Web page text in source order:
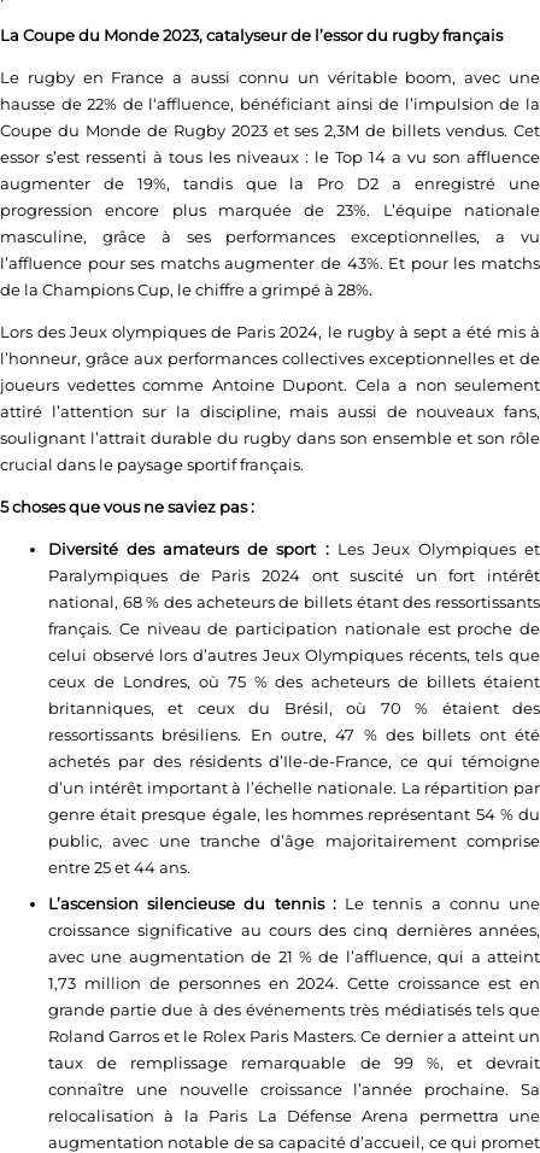
La Coupe du Monde 2023, catalyseur de l’essor du rugby français
Le rugby en France a aussi connu un véritable boom, avec une
hausse de 22% de l‘affluence, bénéficiant ainsi de l’impulsion de la
Coupe du Monde de Rugby 2023 et ses 2,3M de billets vendus. Cet
essor s’est ressenti à tous les niveaux : le Top 14 a vu son affluence
augmenter de 19%, tandis que la Pro D2 a enregistré une
progression encore plus marquée de 23%. L’équipe nationale
masculine, grâce à ses performances exceptionnelles, a vu
l’affluence pour ses matchs augmenter de 43%. Et pour les matchs
de la Champions Cup, le chiffre a grimpé à 28%.
Lors des Jeux olympiques de Paris 2024, le rugby à sept a été mis à
l’honneur, grâce aux performances collectives exceptionnelles et de
joueurs vedettes comme Antoine Dupont. Cela a non seulement
attiré l’attention sur la discipline, mais aussi de nouveaux fans,
soulignant l’attrait durable du rugby dans son ensemble et son rôle
crucial dans le paysage sportif français.
5 choses que vous ne saviez pas :
Diversité des amateurs de sport : Les Jeux Olympiques et
Paralympiques de Paris 2024 ont suscité un fort intérêt
national, 68 % des acheteurs de billets étant des ressortissants
français. Ce niveau de participation nationale est proche de
celui observé lors d’autres Jeux Olympiques récents, tels que
ceux de Londres, où 75 % des acheteurs de billets étaient
britanniques, et ceux du Brésil, où 70 % étaient des
ressortissants brésiliens. En outre, 47 % des billets ont été
achetés par des résidents d’Ile-de-France, ce qui témoigne
d’un intérêt important à l’échelle nationale. La répartition par
genre était presque égale, les hommes représentant 54 % du
public, avec une tranche d’âge majoritairement comprise
entre 25 et 44 ans.
L’ascension silencieuse du tennis : Le tennis a connu une
croissance significative au cours des cinq dernières années,
avec une augmentation de 21 % de l’affluence, qui a atteint
1,73 million de personnes en 2024. Cette croissance est en
grande partie due à des événements très médiatisés tels que
Roland Garros et le Rolex Paris Masters. Ce dernier a atteint un
taux de remplissage remarquable de 99 %, et devrait
connaître une nouvelle croissance l’année prochaine. Sa
relocalisation à la Paris La Défense Arena permettra une
augmentation notable de sa capacité d’accueil, ce qui promet